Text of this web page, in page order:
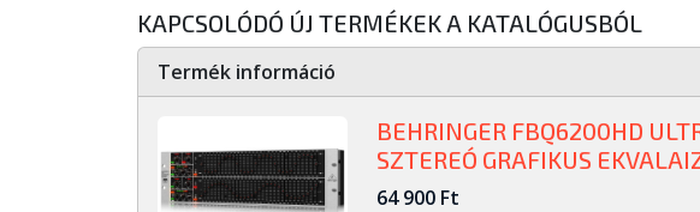
KAPCSOLÓDÓ ÚJ TERMÉKEK A KATALÓGUSBÓL
Termék információ
BEHRINGER FBQ6200HD
SZTEREÓ GRAFIKUS
64 900 Ft